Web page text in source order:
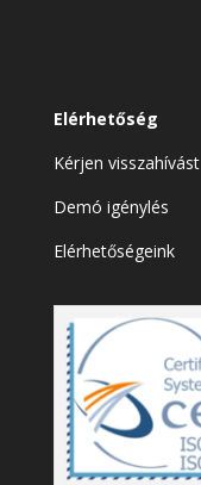
Elérhetőség
Kérjen visszahívást
Demó igénylés
Elérhetőségeink